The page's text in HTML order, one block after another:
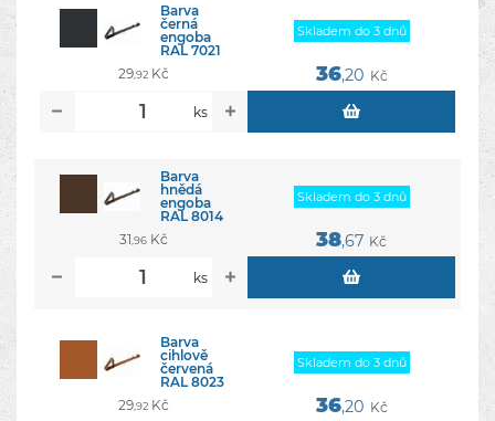
Barva
černá
engoba
RAL 7021
Skladem do 3 dnů
29,92 Kč 36,20 Kč
ks
Barva
hnědá
engoba
RAL 8014
Skladem do 3 dnů
31 ,96 Kč 38,67 Kč
ks
Barva
cihlově
červená
RAL 8023
Skladem do 3 dnů
29,92 Kč 36,20 Kč